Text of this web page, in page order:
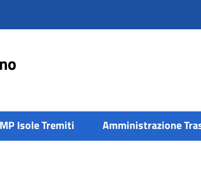
Isole Tremiti Amministrazione